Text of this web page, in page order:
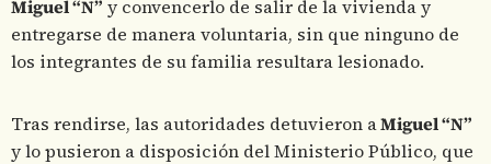
Miguel “N” y convencerlo de salir de la vivienda y
entregarse de manera voluntaria, sin que ninguno de
los integrantes de su familia resultara lesionado.
Tras rendirse, las autoridades detuvieron aMiguel “N”
y lo pusieron a disposición del Ministerio Público, que